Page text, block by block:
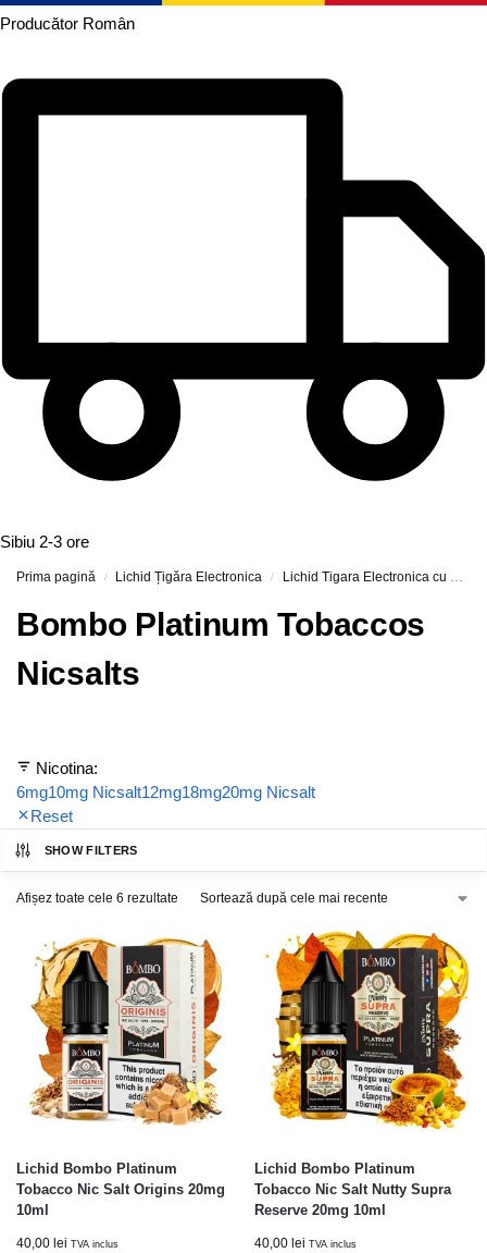
Producător Român
Sibiu 2-3 ore
Prima pagină / Lichid Țigăra Electronica / Lichid Tigara Electronica cu Nicotina
Bombo Platinum Tobaccos
Nicsalts
Nicotina:
6mg10mg Nicsalt12mg18mg20mg Nicsalt
Reset
SHOW FILTERS
Afișez toate cele 6 rezultate
Lichid Bombo Platinum
Tobacco Nic Salt Origins 20mg
10ml
40,00 lei TVA inclus
Lichid Bombo Platinum
Tobacco Nic Salt Nutty Supra
Reserve 20mg 10ml
40,00 lei TVA inclus